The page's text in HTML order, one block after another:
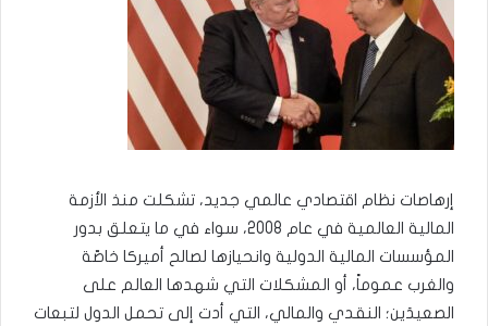
إرهاصات نظام اقتصادي عالمي جديد، تشكلت منذ الأزمة
المالية العالمية في عام 2008، سواء في ما يتعلق بدور
المؤسسات المالية الدولية وانحيازها لصالح أميركا خاصّة
والغرب عموماً، أو المشكلات التي شهدها العالم على
الصعيدَين؛ النقدي والمالي، التي أدت إلى تحمل الدول لتبعات